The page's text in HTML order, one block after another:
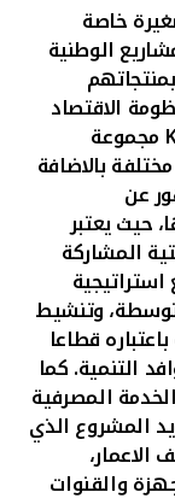
خاصة
الوطنية
الاقتصاد
مجموعة
بالاضافة
عن
حيث يعتبر
المشاركة
وتنشيط
قطاعا
التنمية. كما
المصرفية
المشروع الذي
والقنوات